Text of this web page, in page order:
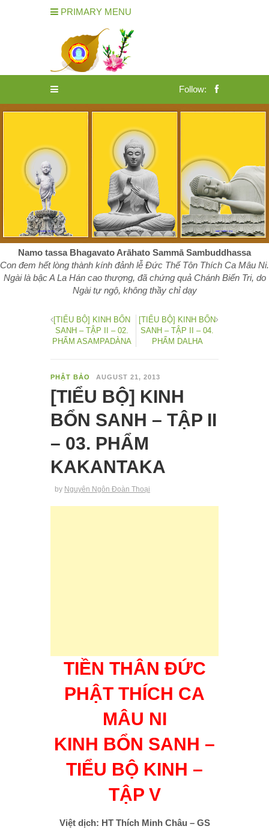
PRIMARY MENU
Follow:
Namo tassa Bhagavato Arāhato Sammā Sambuddhassa
Con đem hết lòng thành kính đảnh lễ Đức Thế Tôn Thích Ca Mâu Ni.
Ngài là bậc A La Hán cao thượng, đã chứng quả Chánh Biến Tri, do
Ngài tự ngộ, không thầy chỉ dạy
[TIỂU BỘ] KINH BỔN
SANH – TẬP II – 02.
PHẨM ASAMPADÀNA
[TIỂU BỘ] KINH BỔN
SANH – TẬP II – 04.
PHẨM DALHA
PHẬT BẢO AUGUST 21, 2013
[TIỂU BỘ] KINH
BỔN SANH – TẬP II
– 03. PHẨM
KAKANTAKA
by Nguyên Ngôn Đoàn Thoại
TIỀN THÂN ĐỨC
PHẬT THÍCH CA
MÂU NI
KINH BỔN SANH –
TIỂU BỘ KINH –
TẬP V
Việt dịch: HT Thích Minh Châu – GS